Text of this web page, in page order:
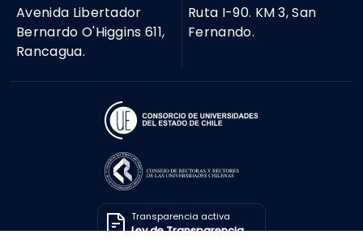
Avenida Libertador
Bernardo O'Higgins 611,
Rancagua.
Ruta I-90. KM 3, San
Fernando.
Transparencia activa
Ley de Transparencia